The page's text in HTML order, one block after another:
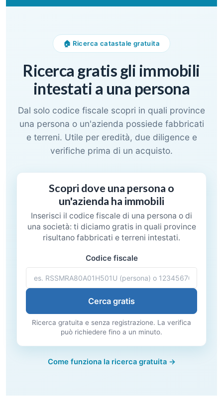
🏠 Ricerca catastale gratuita
Ricerca gratis gli immobili
intestati a una persona
Dal solo codice fiscale scopri in quali province
una persona o un'azienda possiede fabbricati
e terreni. Utile per eredità, due diligence e
verifiche prima di un acquisto.
Scopri dove una persona o
un'azienda ha immobili
Inserisci il codice fiscale di una persona o di
una società: ti diciamo gratis in quali province
risultano fabbricati e terreni intestati.
Codice fiscale
Cerca gratis
Ricerca gratuita e senza registrazione. La verifica
può richiedere fino a un minuto.
Come funziona la ricerca gratuita →